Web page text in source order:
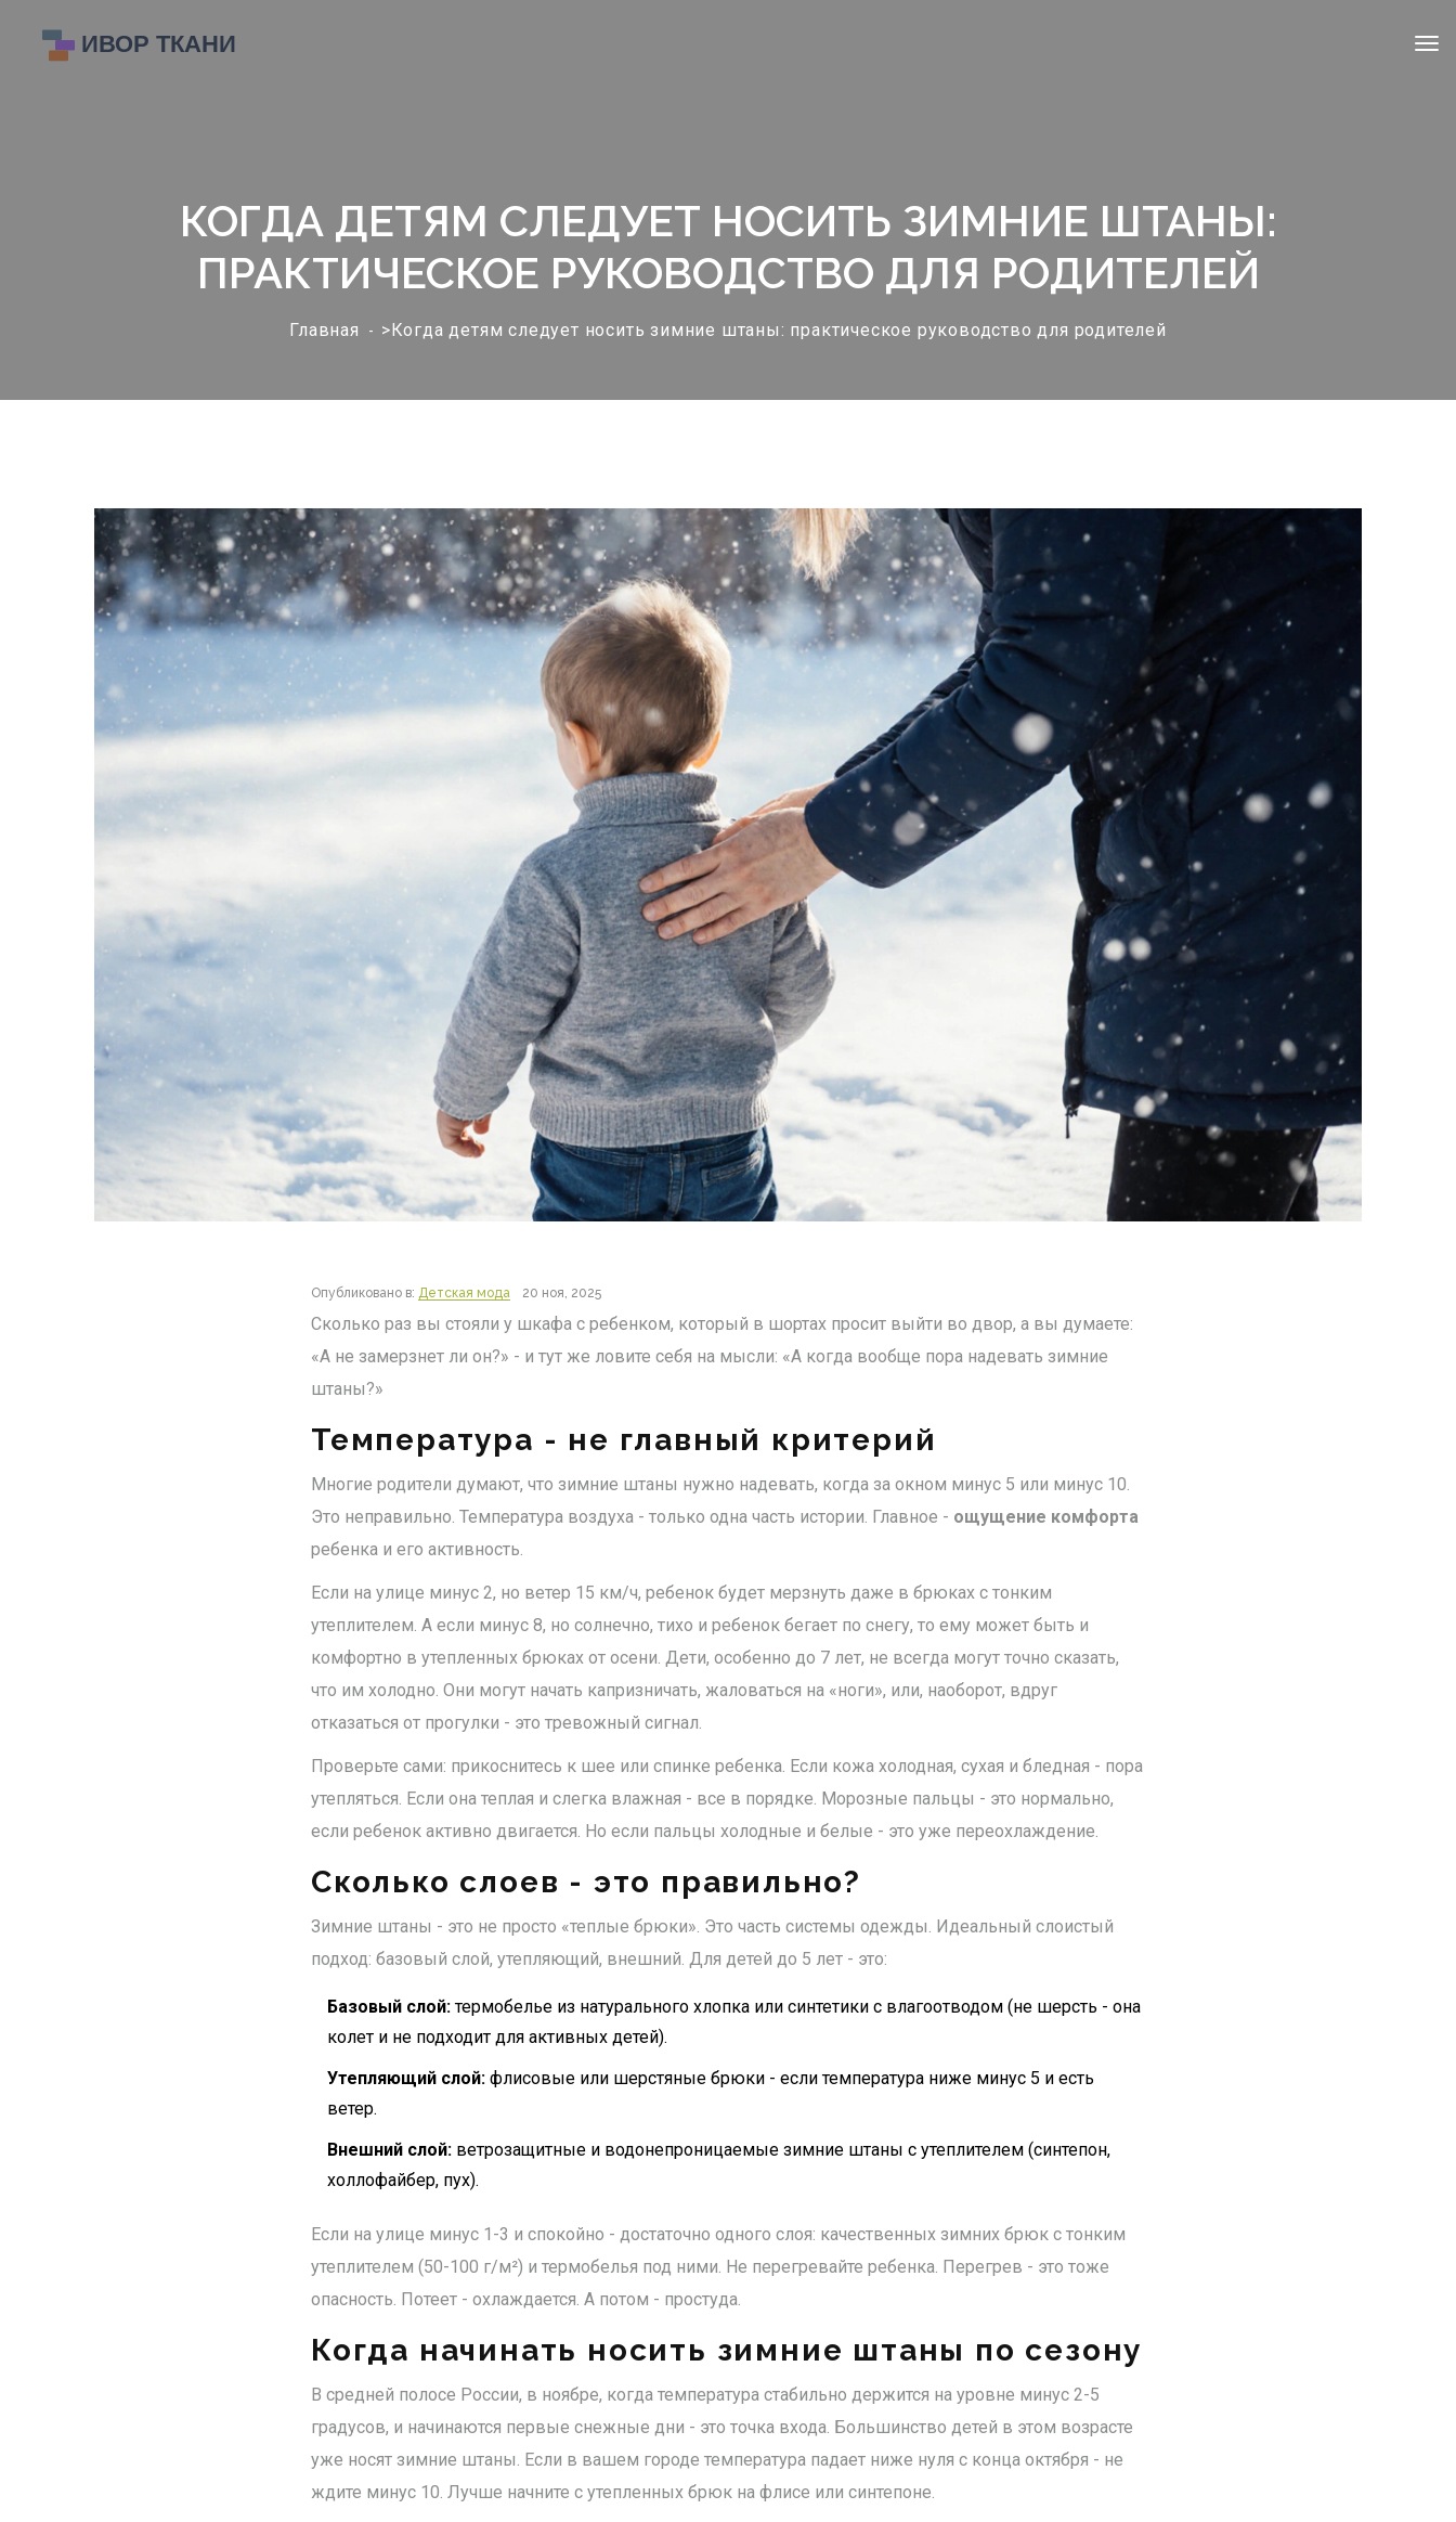
КОГДА ДЕТЯМ СЛЕДУЕТ НОСИТЬ ЗИМНИЕ ШТАНЫ:
ПРАКТИЧЕСКОЕ РУКОВОДСТВО ДЛЯ РОДИТЕЛЕЙ
Главная >Когда детям следует носить зимние штаны: практическое руководство для родителей
Опубликовано в: Детская мода 20 ноя, 2025
Сколько раз вы стояли у шкафа с ребенком, который в шортах просит выйти во двор, а вы думаете:
«А не замерзнет ли он?» - и тут же ловите себя на мысли: «А когда вообще пора надевать зимние
штаны?»
Температура - не главный критерий
Многие родители думают, что зимние штаны нужно надевать, когда за окном минус 5 или минус 10.
Это неправильно. Температура воздуха - только одна часть истории. Главное - ощущение комфорта
ребенка и его активность.
Если на улице минус 2, но ветер 15 км/ч, ребенок будет мерзнуть даже в брюках с тонким
утеплителем. А если минус 8, но солнечно, тихо и ребенок бегает по снегу, то ему может быть и
комфортно в утепленных брюках от осени. Дети, особенно до 7 лет, не всегда могут точно сказать,
что им холодно. Они могут начать капризничать, жаловаться на «ноги», или, наоборот, вдруг
отказаться от прогулки - это тревожный сигнал.
Проверьте сами: прикоснитесь к шее или спинке ребенка. Если кожа холодная, сухая и бледная - пора
утепляться. Если она теплая и слегка влажная - все в порядке. Морозные пальцы - это нормально,
если ребенок активно двигается. Но если пальцы холодные и белые - это уже переохлаждение.
Сколько слоев - это правильно?
Зимние штаны - это не просто «теплые брюки». Это часть системы одежды. Идеальный слоистый
подход: базовый слой, утепляющий, внешний. Для детей до 5 лет - это:
Базовый слой:термобелье из натурального хлопка или синтетики с влагоотводом (не шерсть - она
колет и не подходит для активных детей).
Утепляющий слой: флисовые или шерстяные брюки - если температура ниже минус 5 и есть
ветер.
Внешний слой: ветрозащитные и водонепроницаемые зимние штаны с утеплителем (синтепон,
холлофайбер, пух).
Если на улице минус 1-3 и спокойно - достаточно одного слоя: качественных зимних брюк с тонким
утеплителем (50-100 г/м²) и термобелья под ними. Не перегревайте ребенка. Перегрев - это тоже
опасность. Потеет - охлаждается. А потом - простуда.
Когда начинать носить зимние штаны по сезону
В средней полосе России, в ноябре, когда температура стабильно держится на уровне минус 2-5
градусов, и начинаются первые снежные дни - это точка входа. Большинство детей в этом возрасте
уже носят зимние штаны. Если в вашем городе температура падает ниже нуля с конца октября - не
ждите минус 10. Лучше начните с утепленных брюк на флисе или синтепоне.